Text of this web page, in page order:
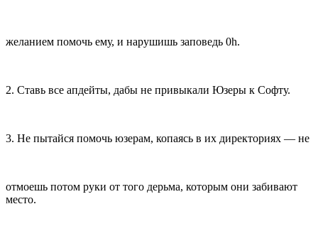
желанием помочь ему, и нарушишь заповедь 0h.
2. Ставь все апдейты, дабы не привыкали Юзеры к Софту.
3. Не пытайся помочь юзерам, копаясь в их директориях — не
отмоешь потом руки от того дерьма, которым они забивают
место.